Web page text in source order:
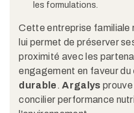
les formulations.
Cette entreprise familiale
lui permet de préserver
proximité avec les
engagement en faveur du
durable .Argalys
concilier performance